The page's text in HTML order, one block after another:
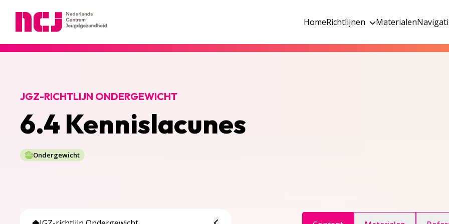
HomeRichtlijnen Materialen
6.4 Kennislacunes
JGZ-RICHTLIJN ONDERGEWICHT
Ondergewicht